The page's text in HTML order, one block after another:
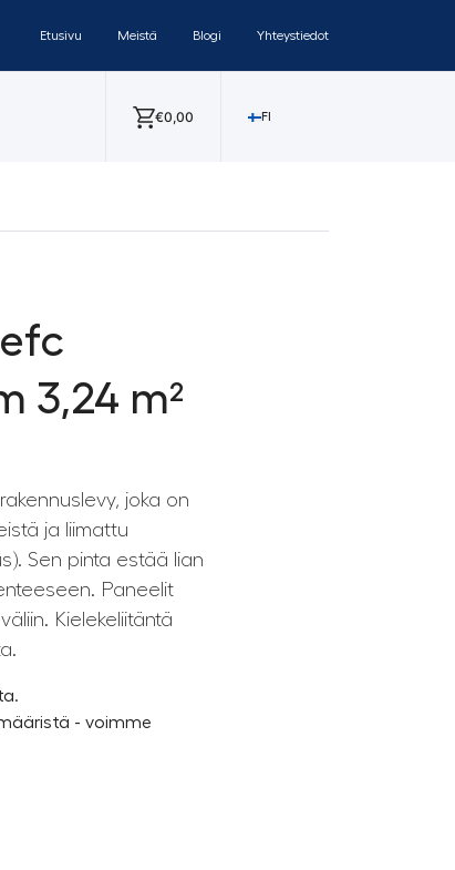
Etusivu Meistä Blogi Yhteystiedot
€0,00 FI
3,24 m²
joka on
ja liimattu
Sen pinta estää lian
Paneelit
Kielekeliitäntä
- voimme